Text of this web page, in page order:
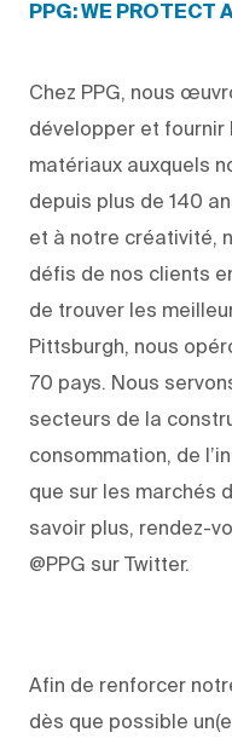
PPG: WE PROTECT
Chez PPG, nous
développer et
matériaux auxquels
depuis plus de 140
et à notre créativité,
défis de nos clients
de trouver les
Pittsburgh, nous
70 pays. Nous
secteurs de la
consommation, de
que sur les marchés
savoir plus, rendez-
@PPG sur Twitter.
Afin de renforcer
dès que possible